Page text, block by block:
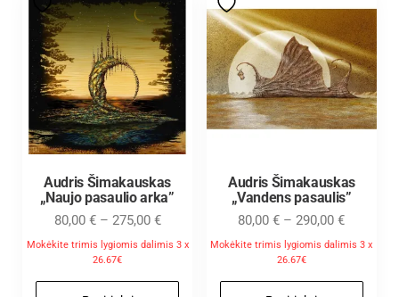
Audris Šimakauskas
„Naujo pasaulio arka”
80,00 € – 275,00 €
Mokėkite trimis lygiomis dalimis 3 x
26.67€
Audris Šimakauskas
„Vandens pasaulis”
80,00€ – 290,00€
Mokėkite trimis lygiomis dalimis 3 x
26.67€